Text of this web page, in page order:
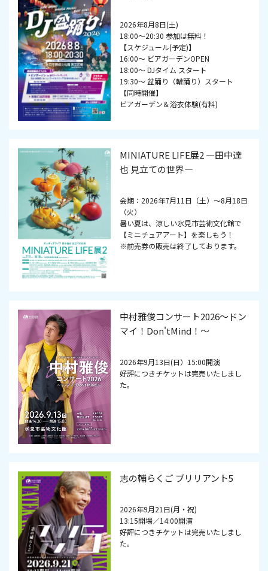
2026年8月8日(土)
18:00～20:30 参加は無料！
【スケジュール(予定)】
16:00～ ビアガーデンOPEN
18:00～ DJタイム スタート
19:30～ 盆踊り（輪踊り）スタート
【同時開催】
ビアガーデン＆浴衣体験(有料)
MINIATURE LIFE展2 ―田中達
也 見立ての世界―
会期：2026年7月11日（土）～8月18日
（火）
暑い夏は、涼しい氷見市芸術文化館で
【ミニチュアアート】を楽しもう！
※前売券の販売は終了しております。
中村雅俊コンサート2026～ドン
マイ！Don'tMind！～
2026年9月13日(日）15:00開演
好評につきチケットは完売いたしまし
た。
志の輔らくご ブリリアント5
2026年9月21日(月・祝)
13:15開場／14:00開演
好評につきチケットは完売いたしまし
た。